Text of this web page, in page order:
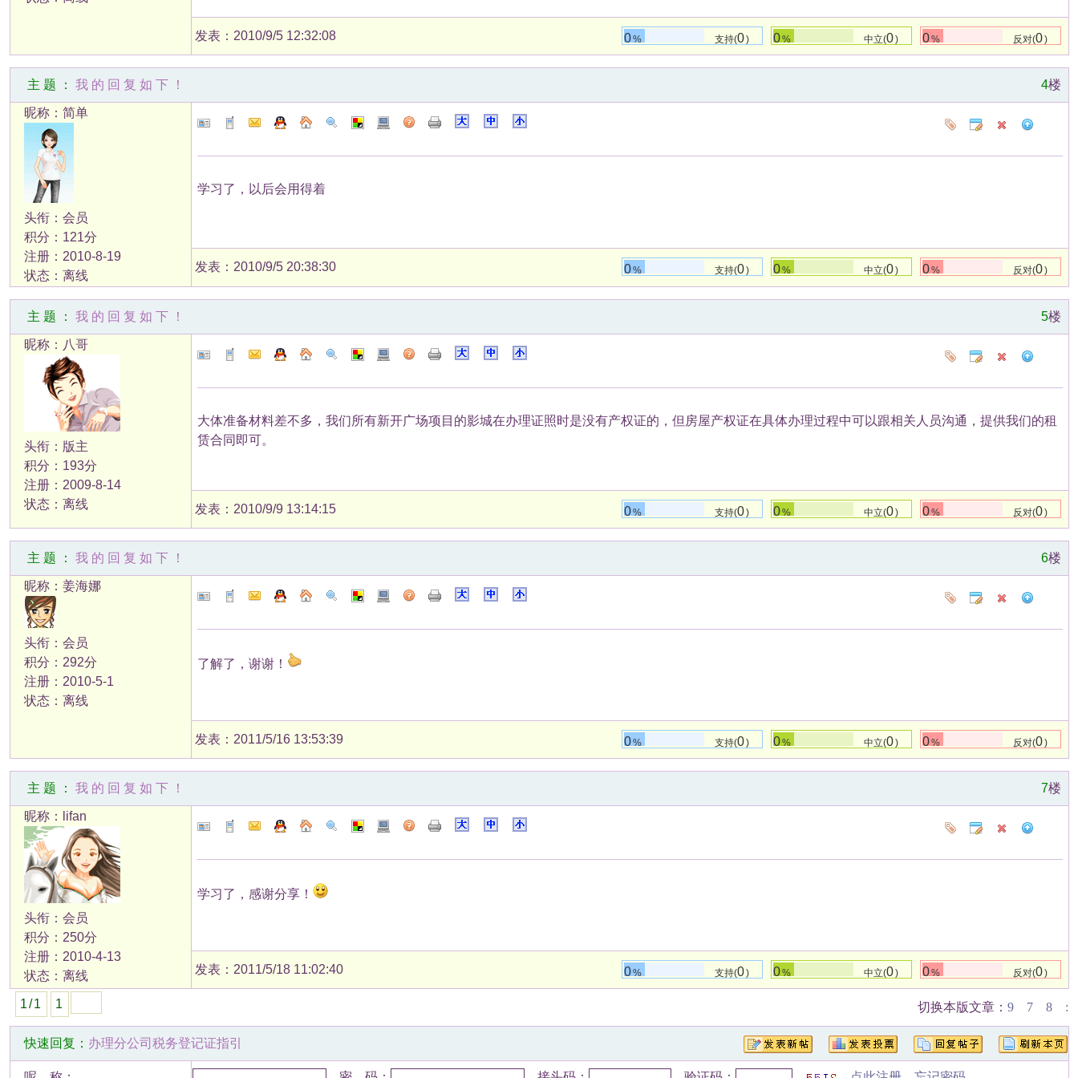
发表：2010/9/5 12:32:08 0% 支持(0) 0% 中立(0) 0% 反对(0)
主题： 我的回复如下！ 4楼
昵称：简单
头衔：会员
积分：121分
注册：2010-8-19
状态：离线
学习了，以后会用得着
发表：2010/9/5 20:38:30 0% 支持(0) 0% 中立(0) 0% 反对(0)
主题： 我的回复如下！ 5楼
昵称：八哥
头衔：版主
积分：193分
注册：2009-8-14
状态：离线
大体准备材料差不多，我们所有新开广场项目的影城在办理证照时是没有产权证的，但房屋产权证在具体办理过程中可以跟相关人员沟通，提供我们的租
赁合同即可。
发表：2010/9/9 13:14:15 0% 支持(0) 0% 中立(0) 0% 反对(0)
主题： 我的回复如下！ 6楼
昵称：姜海娜
头衔：会员
积分：292分
注册：2010-5-1
状态：离线
了解了，谢谢！
发表：2011/5/16 13:53:39 0% 支持(0) 0% 中立(0) 0% 反对(0)
主题： 我的回复如下！ 7楼
昵称：lifan
头衔：会员
积分：250分
注册：2010-4-13
状态：离线
学习了，感谢分享！
发表：2011/5/18 11:02:40 0% 支持(0) 0% 中立(0) 0% 反对(0)
1/1 1 切换本版文章： 9 7 8 :
快速回复： 办理分公司税务登记证指引